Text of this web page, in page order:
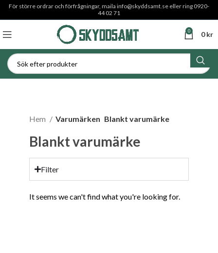
För större ordrar och förfrågningar, maila info@skyddsamt.se eller ring 0920-
44 02 71
0 0kr
Hem Varumärken Blankt varumärke
Blankt varumärke
Filter
It seems we can't find what you're looking for.